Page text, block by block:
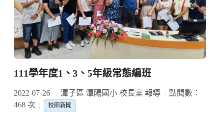
111學年度1、3、5年級常態編班
2022-07-26 潭子區 潭陽國小 校長室 報導
點閱數：
468 次
校園新聞